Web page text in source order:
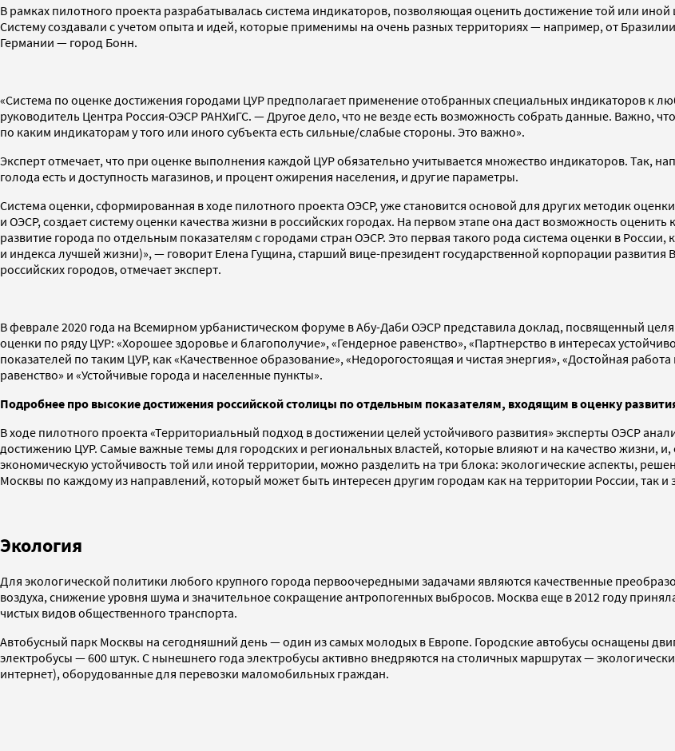
В рамках пилотного проекта разрабатывалась система индикаторов, позволяющая оценить достижение той или иной
Систему создавали с учетом опыта и идей, которые применимы на очень разных территориях — например, от
Германии — город Бонн.
«Система по оценке достижения городами ЦУР предполагает применение отобранных специальных индикаторов к
руководитель Центра Россия-ОЭСР РАНХиГС. — Другое дело, что не везде есть возможность собрать данные. Важно,
по каким индикаторам у того или иного субъекта есть сильные/слабые стороны. Это важно».
Эксперт отмечает, что при оценке выполнения каждой ЦУР обязательно учитывается множество индикаторов. Так,
голода есть и доступность магазинов, и процент ожирения населения, и другие параметры.
Система оценки, сформированная в ходе пилотного проекта ОЭСР, уже становится основой для других методик
и ОЭСР, создает систему оценки качества жизни в российских городах. На первом этапе она даст возможность
развитие города по отдельным показателям с городами стран ОЭСР. Это первая такого рода система оценки в
и индекса лучшей жизни)», — говорит Елена Гущина, старший вице-президент государственной корпорации
российских городов, отмечает эксперт.
В феврале 2020 года на Всемирном урбанистическом форуме в Абу-Даби ОЭСР представила доклад, посвященный
оценки по ряду ЦУР: «Хорошее здоровье и благополучие», «Гендерное равенство», «Партнерство в интересах
показателей по таким ЦУР, как «Качественное образование», «Недорогостоящая и чистая энергия», «Достойная
равенство» и «Устойчивые города и населенные пункты».
Подробнее про высокие достижения российской столицы по отдельным показателям, входящим в оценку
В ходе пилотного проекта «Территориальный подход в достижении целей устойчивого развития» эксперты ОЭСР
достижению ЦУР. Самые важные темы для городских и региональных властей, которые влияют и на качество жизни,
экономическую устойчивость той или иной территории, можно разделить на три блока: экологические аспекты,
Москвы по каждому из направлений, который может быть интересен другим городам как на территории России, так и
Экология
Для экологической политики любого крупного города первоочередными задачами являются качественные
воздуха, снижение уровня шума и значительное сокращение антропогенных выбросов. Москва еще в 2012 году
чистых видов общественного транспорта.
Автобусный парк Москвы на сегодняшний день — один из самых молодых в Европе. Городские автобусы оснащены
электробусы — 600 штук. С нынешнего года электробусы активно внедряются на столичных маршрутах —
интернет), оборудованные для перевозки маломобильных граждан.